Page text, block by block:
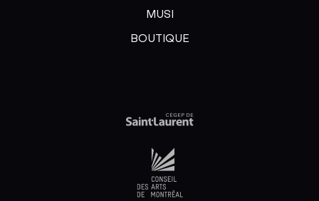
MUSI
BOUTIQUE